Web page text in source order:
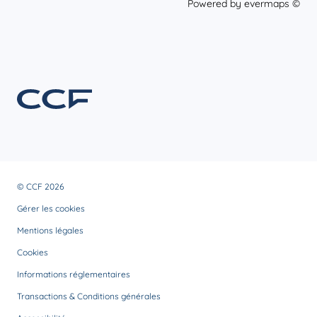
Powered by evermaps ©
© CCF 2026
Gérer les cookies
Mentions légales
Cookies
Informations réglementaires
Transactions & Conditions générales